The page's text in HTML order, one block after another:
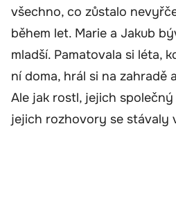
všechno, co zůstalo
během let. Marie a Jakub
mladší. Pamatovala si léta,
ní doma, hrál si na zahradě
Ale jak rostl, jejich společný
jejich rozhovory se stávaly